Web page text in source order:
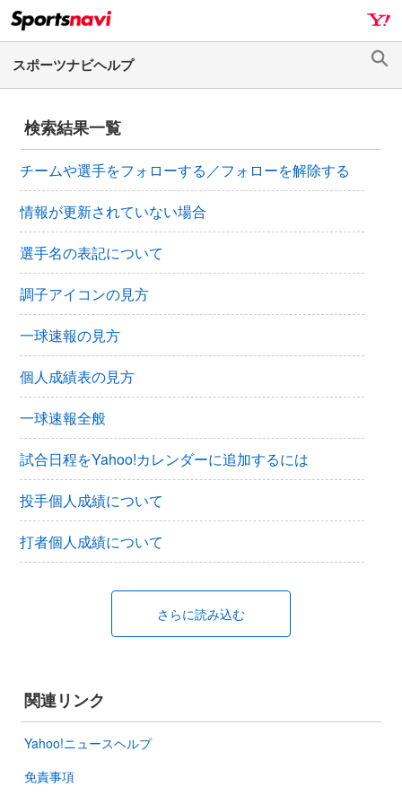
ナ
ビ
ゲ
ー
ョ
ン
へ
ス
キ
ッ
プ
メ
イ
ン
コ
テ
ン
ツ
へ
ス
キ
ッ
プ
検索結果一覧
チームや選手をフォローする／フォローを解除する
情報が更新されていない場合
選手名の表記について
調子アイコンの見方
一球速報の見方
個人成績表の見方
一球速報全般
試合日程をYahoo!カレンダーに追加するには
投手個人成績について
打者個人成績について
さらに読み込む
関連リンク
Yahoo!ニュースヘルプ
免責事項